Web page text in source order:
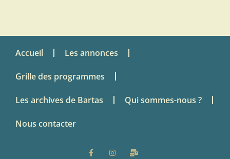
Accueil Les annonces
Grille des programmes
Les archives de Bartas Qui sommes-nous ?
Nous contacter